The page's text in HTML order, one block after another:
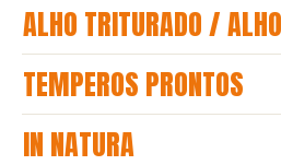
ALHO TRITURADO /
TEMPEROS PRONTOS
IN NATURA